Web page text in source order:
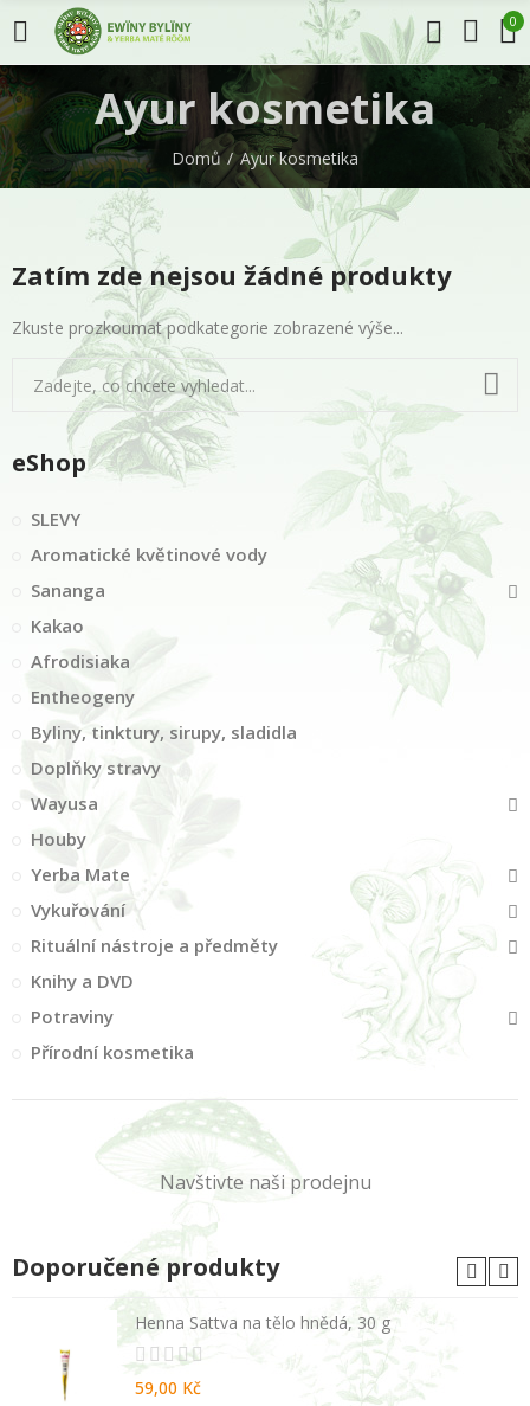
0
Ayur kosmetika
Domů Ayur kosmetika
Zatím zde nejsou žádné produkty
Zkuste prozkoumat podkategorie zobrazené výše...
eShop
SLEVY
Aromatické květinové vody
Sananga
Kakao
Afrodisiaka
Entheogeny
Byliny, tinktury, sirupy, sladidla
Doplňky stravy
Wayusa
Houby
Yerba Mate
Vykuřování
Rituální nástroje a předměty
Knihy a DVD
Potraviny
Přírodní kosmetika
Navštivte naši prodejnu
Doporučené produkty
Henna Sattva na tělo hnědá, 30 g
59,00 Kč